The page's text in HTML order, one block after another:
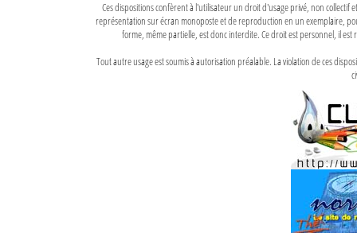
Ces dispositions confèrent à l'utilisateur un droit d'usage privé, non
représentation sur écran monoposte et de reproduction en un exemplaire,
forme, même partielle, est donc interdite. Ce droit est personnel, il
Tout autre usage est soumis à autorisation préalable. La violation de ces